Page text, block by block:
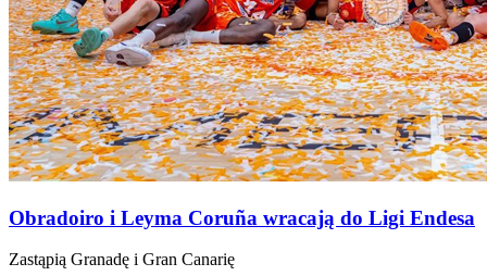
Obradoiro i Leyma Coruña wracają do Ligi Endesa
Zastąpią Granadę i Gran Canarię